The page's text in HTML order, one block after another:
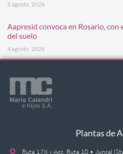
5 agosto, 2026
Aapresid convoca en Rosario, con
del suelo
4 agosto, 2026
Plantas de
Ruta 178 y Acc. Ruta 10 • Juncal